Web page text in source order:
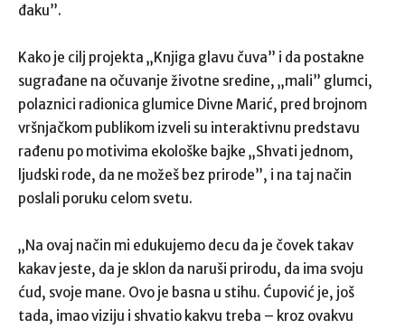
đaku”.
Kako je cilj projekta „Knjiga glavu čuva” i da postakne
sugrađane na očuvanje životne sredine, „mali” glumci,
polaznici radionica glumice Divne Marić, pred brojnom
vršnjačkom publikom izveli su interaktivnu predstavu
rađenu po motivima ekološke bajke „Shvati jednom,
ljudski rode, da ne možeš bez prirode”, i na taj način
poslali poruku celom svetu.
„Na ovaj način mi edukujemo decu da je čovek takav
kakav jeste, da je sklon da naruši prirodu, da ima svoju
ćud, svoje mane. Ovo je basna u stihu. Ćupović je, još
tada, imao viziju i shvatio kakvu treba – kroz ovakvu